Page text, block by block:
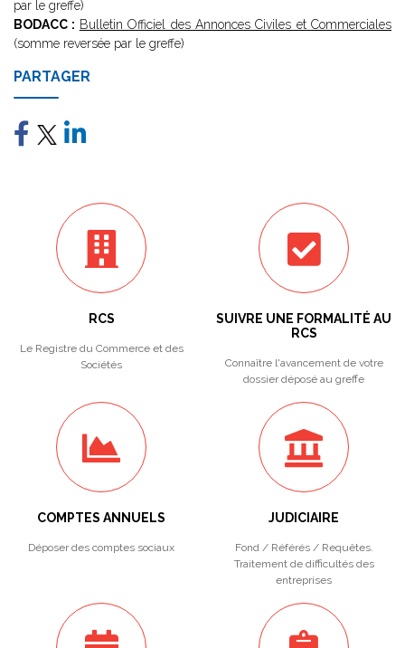
par le greffe)
BODACC : Bulletin Officiel des Annonces Civiles et Commerciales
(somme reversée par le greffe)
PARTAGER
RCS
Le Registre du Commerce et des
Sociétés
SUIVRE UNE FORMALITÉ AU
RCS
Connaître l'avancement de votre
dossier déposé au greffe
COMPTES ANNUELS
Déposer des comptes sociaux
JUDICIAIRE
Fond / Référés / Requêtes.
Traitement de difficultés des
entreprises